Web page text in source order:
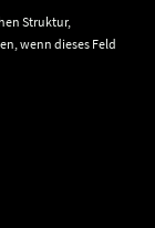
Struktur,
wenn dieses Feld